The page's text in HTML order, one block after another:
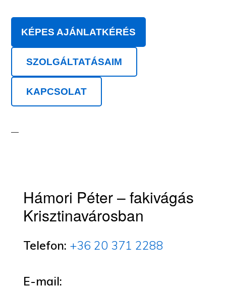
KÉPES AJÁNLATKÉRÉS
SZOLGÁLTATÁSAIM
KAPCSOLAT
Hámori Péter – fakivágás
Krisztinavárosban
Telefon: +36 20 371 2288
E-mail: